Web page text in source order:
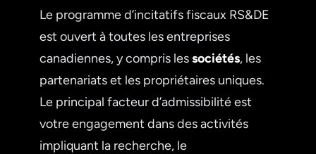
Le programme d’incitatifs fiscaux RS&DE
est ouvert à toutes les entreprises
canadiennes, y compris lessociétés, les
partenariats et les propriétaires uniques.
Le principal facteur d’admissibilité est
votre engagement dans des activités
impliquant la recherche, le